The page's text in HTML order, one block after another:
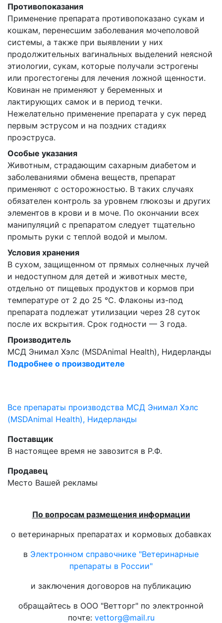
Противопоказания
Применение препарата противопоказано сукам и
кошкам, перенесшим заболевания мочеполовой
системы, а также при выявлении у них
продолжительных вагинальных выделений неясной
этиологии, сукам, которые получали эстрогены
или прогестогены для лечения ложной щенности.
Ковинан не применяют у беременных и
лактирующих самок и в период течки.
Нежелательно применение препарата у сук перед
первым эструсом и на поздних стадиях
проэструса.
Особые указания
Животным, страдающим сахарным диабетом и
заболеваниями обмена веществ, препарат
применяют с осторожностью. В таких случаях
обязателен контроль за уровнем глюкозы и других
элементов в крови и в моче. По окончании всех
манипуляций с препаратом следует тщательно
промыть руки с теплой водой и мылом.
Условия хранения
В сухом, защищенном от прямых солнечных лучей
и недоступном для детей и животных месте,
отдельно от пищевых продуктов и кормов при
температуре от 2 до 25 °C. Флаконы из-под
препарата подлежат утилизации через 28 суток
после их вскрытия. Срок годности — 3 года.
Производитель
МСД Энимал Хэлс (MSDAnimal Health), Нидерланды
Подробнее о производителе
Все препараты производства МСД Энимал Хэлс
(MSDAnimal Health), Нидерланды
Поставщик
В настоящее время не завозится в Р.Ф.
Продавец
Место Вашей рекламы
По вопросам размещения информации
о ветеринарных препаратах и кормовых добавках
в Электронном справочнике "Ветеринарные
препараты в России"
и заключения договоров на публикацию
обращайтесь в ООО "Ветторг" по электронной
почте: vettorg@mail.ru